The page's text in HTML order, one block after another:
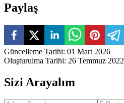
Paylaş
Güncelleme Tarihi: 01 Mart 2026
Oluşturulma Tarihi: 26 Temmuz 2022
Sizi Arayalım